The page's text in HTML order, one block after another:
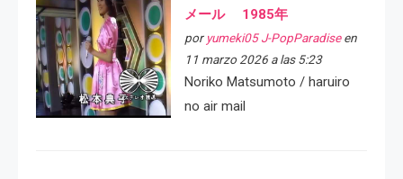
メール 1985年
por yumeki05 J-PopParadiseen
11 marzo 2026 a las 5:23
Noriko Matsumoto / haruiro
no air mail